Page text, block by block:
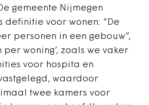
gemeente Nijmegen
voor wonen: “De
personen in een gebouw”,
per woning’, zoals we vaker
voor hospita en
waardoor
twee kamers voor